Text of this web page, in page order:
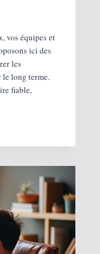
vos équipes et
ici des
les
le long terme.
fiable,